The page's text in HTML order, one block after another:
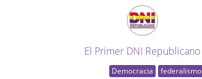
El Primer DNI Republicano
Democracia federalismo